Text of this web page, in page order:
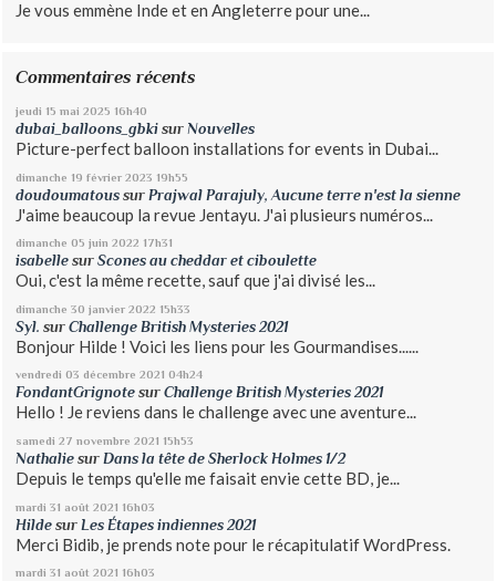
Je vous emmène Inde et en Angleterre pour une...
Commentaires récents
jeudi 15 mai 2025 16h40
dubai_balloons_gbki surNouvelles
Picture-perfect balloon installations for events in Dubai...
dimanche 19 février 2023 19h55
doudoumatous sur Prajwal Parajuly, Aucune terre n'est la sienne
J'aime beaucoup la revue Jentayu. J'ai plusieurs numéros...
dimanche 05 juin 2022 17h31
isabelle surScones au cheddar et ciboulette
Oui, c'est la même recette, sauf que j'ai divisé les...
dimanche 30 janvier 2022 15h33
Syl. surChallenge British Mysteries 2021
Bonjour Hilde ! Voici les liens pour les Gourmandises......
vendredi 03 décembre 2021 04h24
FondantGrignote surChallenge British Mysteries 2021
Hello ! Je reviens dans le challenge avec une aventure...
samedi 27 novembre 2021 15h53
Nathalie surDans la tête de Sherlock Holmes 1/2
Depuis le temps qu'elle me faisait envie cette BD, je...
mardi 31 août 2021 16h03
Hilde sur Les Étapes indiennes 2021
Merci Bidib, je prends note pour le récapitulatif WordPress.
mardi 31 août 2021 16h03